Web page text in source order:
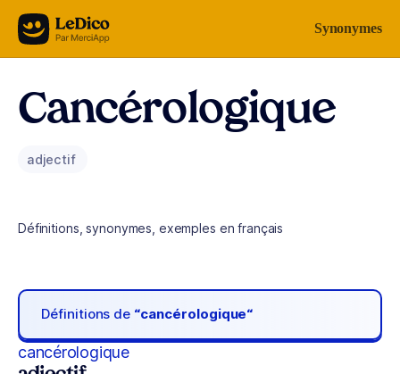
Aller au contenu Synonymes
Cancérologique
adjectif
Définitions, synonymes, exemples en français
Définitions de “cancérologique“
cancérologique